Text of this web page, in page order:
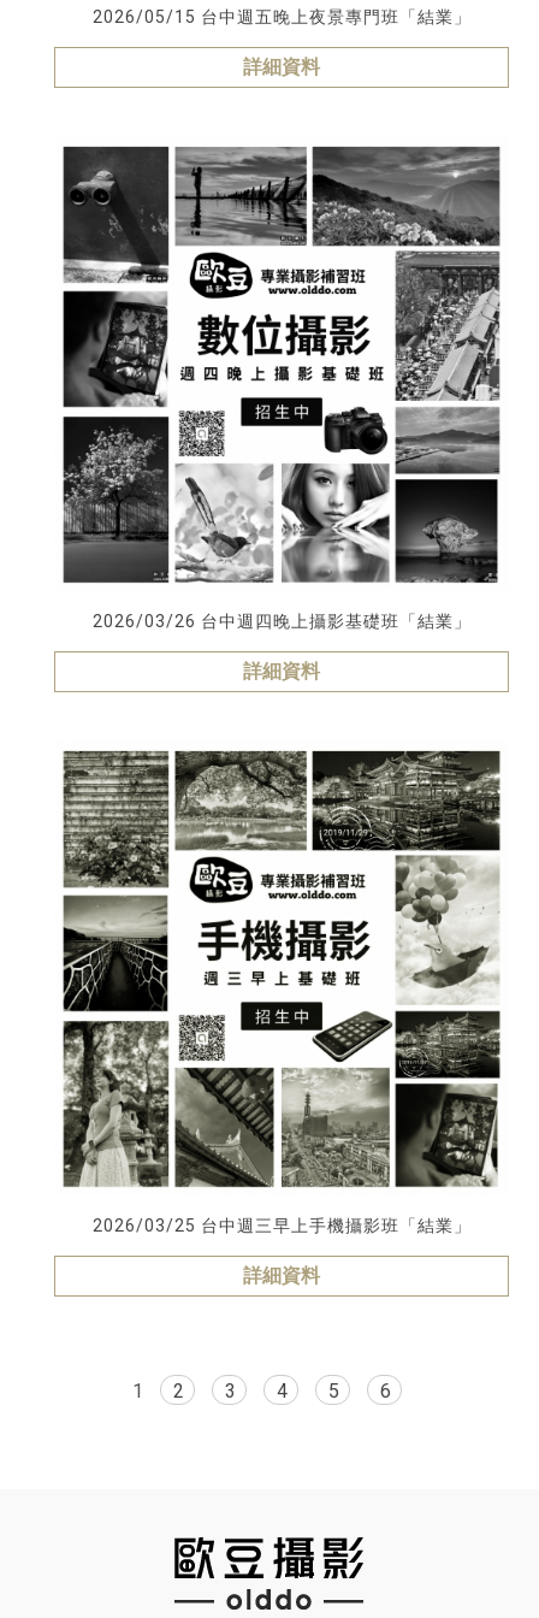
2026/05/15 台中週五晚上夜景專門班「結業」
詳細資料
2026/03/26 台中週四晚上攝影基礎班「結業」
詳細資料
2026/03/25 台中週三早上手機攝影班「結業」
詳細資料
1 2 3 4 5 6